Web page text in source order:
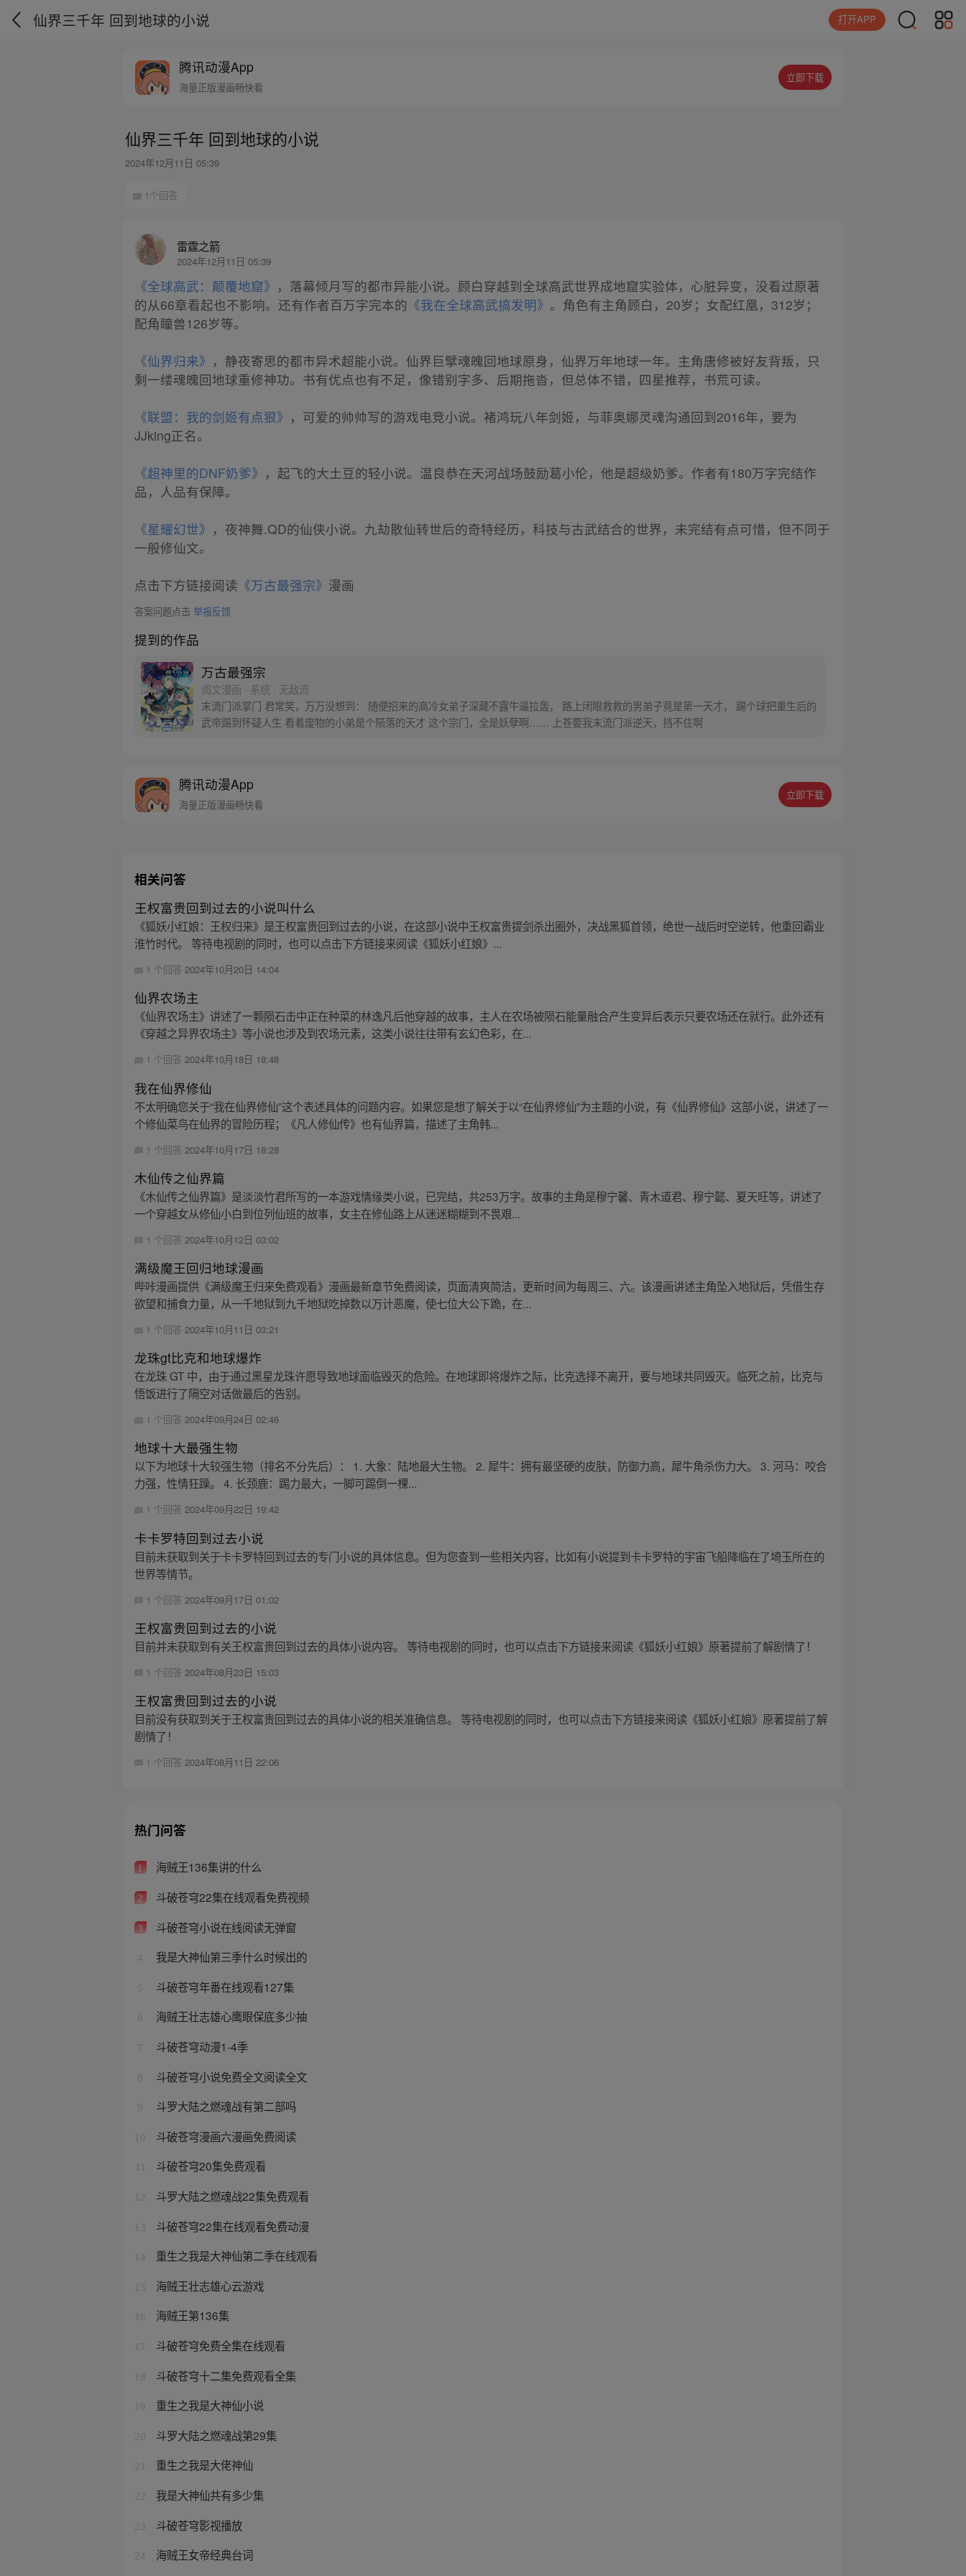
仙界三千年 回到地球的小说 打开APP
腾讯动漫App
海量正版漫画畅快看
立即下载
仙界三千年 回到地球的小说
2024年12月11日 05:39
1个回答
雷霆之箭
2024年12月11日 05:39
《全球高武：颠覆地窟》 ，落幕倾月写的都市异能小说。顾白穿越到全球高武世界成地窟实验体，心脏异变，没看过原著
的从66章看起也不影响。还有作者百万字完本的 《我在全球高武搞发明》 。角色有主角顾白，20岁；女配红凰，312岁；
配角瞳兽126岁等。
《仙界归来》 ，静夜寄思的都市异术超能小说。仙界巨擘魂魄回地球原身，仙界万年地球一年。主角唐修被好友背叛，只
剩一缕魂魄回地球重修神功。书有优点也有不足，像错别字多、后期拖沓，但总体不错，四星推荐，书荒可读。
《联盟：我的剑姬有点狠》 ，可爱的帅帅写的游戏电竞小说。褚鸿玩八年剑姬，与菲奥娜灵魂沟通回到2016年，要为
JJking正名。
《超神里的DNF奶爹》 ，起飞的大土豆的轻小说。温良恭在天河战场鼓励葛小伦，他是超级奶爹。作者有180万字完结作
品，人品有保障。
《星耀幻世》 ，夜神舞.QD的仙侠小说。九劫散仙转世后的奇特经历，科技与古武结合的世界，未完结有点可惜，但不同于
一般修仙文。
点击下方链接阅读 《万古最强宗》 漫画
答案问题点击举报反馈
提到的作品
万古最强宗
阅文漫画 · 系统 · 无敌流
末流门派掌门 君常笑，万万没想到： 随便招来的高冷女弟子深藏不露牛逼拉轰， 路上闭眼救救的男弟子竟是第一天才， 踢个球把重生后的
武帝踢到怀疑人生 看着废物的小弟是个陨落的天才 这个宗门，全是妖孽啊…… 上苍要我末流门派逆天，挡不住啊
腾讯动漫App
海量正版漫画畅快看
立即下载
相关问答
王权富贵回到过去的小说叫什么
《狐妖小红娘：王权归来》是王权富贵回到过去的小说，在这部小说中王权富贵提剑杀出圈外，决战黑狐首领，绝世一战后时空逆转，他重回霸业
淮竹时代。 等待电视剧的同时，也可以点击下方链接来阅读《狐妖小红娘》...
1 个回答2024年10月20日 14:04
仙界农场主
《仙界农场主》讲述了一颗陨石击中正在种菜的林逸凡后他穿越的故事，主人在农场被陨石能量融合产生变异后表示只要农场还在就行。此外还有
《穿越之异界农场主》等小说也涉及到农场元素，这类小说往往带有玄幻色彩，在...
1 个回答2024年10月18日 18:48
我在仙界修仙
不太明确您关于“我在仙界修仙”这个表述具体的问题内容。如果您是想了解关于以“在仙界修仙”为主题的小说，有《仙界修仙》这部小说，讲述了一
个修仙菜鸟在仙界的冒险历程；《凡人修仙传》也有仙界篇，描述了主角韩...
1 个回答 2024年10月17日 18:28
木仙传之仙界篇
《木仙传之仙界篇》是淡淡竹君所写的一本游戏情缘类小说，已完结，共253万字。故事的主角是穆宁馨、青木道君、穆宁懿、夏天旺等，讲述了
一个穿越女从修仙小白到位列仙班的故事，女主在修仙路上从迷迷糊糊到不畏艰...
1 个回答 2024年10月12日 03:02
满级魔王回归地球漫画
哔咔漫画提供《满级魔王归来免费观看》漫画最新章节免费阅读，页面清爽简洁，更新时间为每周三、六。该漫画讲述主角坠入地狱后，凭借生存
欲望和捕食力量，从一千地狱到九千地狱吃掉数以万计恶魔，使七位大公下跪，在...
1 个回答2024年10月11日 03:21
龙珠gt比克和地球爆炸
在龙珠 GT 中，由于通过黑星龙珠许愿导致地球面临毁灭的危险。在地球即将爆炸之际，比克选择不离开，要与地球共同毁灭。临死之前，比克与
悟饭进行了隔空对话做最后的告别。
1 个回答2024年09月24日 02:46
地球十大最强生物
以下为地球十大较强生物（排名不分先后）： 1. 大象：陆地最大生物。 2. 犀牛：拥有最坚硬的皮肤，防御力高，犀牛角杀伤力大。 3. 河马：咬合
力强，性情狂躁。 4. 长颈鹿：踢力最大，一脚可踢倒一棵...
1 个回答2024年09月22日 19:42
卡卡罗特回到过去小说
目前未获取到关于卡卡罗特回到过去的专门小说的具体信息。但为您查到一些相关内容，比如有小说提到卡卡罗特的宇宙飞船降临在了埼玉所在的
世界等情节。
1 个回答 2024年09月17日 01:02
王权富贵回到过去的小说
目前并未获取到有关王权富贵回到过去的具体小说内容。 等待电视剧的同时，也可以点击下方链接来阅读《狐妖小红娘》原著提前了解剧情了！
1 个回答 2024年08月23日 15:03
王权富贵回到过去的小说
目前没有获取到关于王权富贵回到过去的具体小说的相关准确信息。 等待电视剧的同时，也可以点击下方链接来阅读《狐妖小红娘》原著提前了解
剧情了！
1 个回答2024年08月11日 22:06
热门问答
1 海贼王136集讲的什么
2 斗破苍穹22集在线观看免费视频
3 斗破苍穹小说在线阅读无弹窗
4 我是大神仙第三季什么时候出的
5 斗破苍穹年番在线观看127集
6 海贼王壮志雄心鹰眼保底多少抽
7 斗破苍穹动漫1-4季
8 斗破苍穹小说免费全文阅读全文
9 斗罗大陆之燃魂战有第二部吗
10 斗破苍穹漫画六漫画免费阅读
斗破苍穹20集免费观看
12 斗罗大陆之燃魂战22集免费观看
13 斗破苍穹22集在线观看免费动漫
14 重生之我是大神仙第二季在线观看
15 海贼王壮志雄心云游戏
16 海贼王第136集
17 斗破苍穹免费全集在线观看
18 斗破苍穹十二集免费观看全集
19 重生之我是大神仙小说
20 斗罗大陆之燃魂战第29集
21 重生之我是大佬神仙
22 我是大神仙共有多少集
23 斗破苍穹影视播放
24 海贼王女帝经典台词